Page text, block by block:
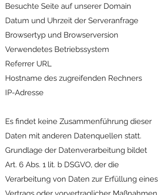
Besuchte Seite auf unserer Domain
Datum und Uhrzeit der Serveranfrage
Browsertyp und Browserversion
Verwendetes Betriebssystem
Referrer URL
Hostname des zugreifenden Rechners
IP-Adresse
Es findet keine Zusammenführung dieser
Daten mit anderen Datenquellen statt.
Grundlage der Datenverarbeitung bildet
Art. 6 Abs. 1 lit. b DSGVO, der die
Verarbeitung von Daten zur Erfüllung eines